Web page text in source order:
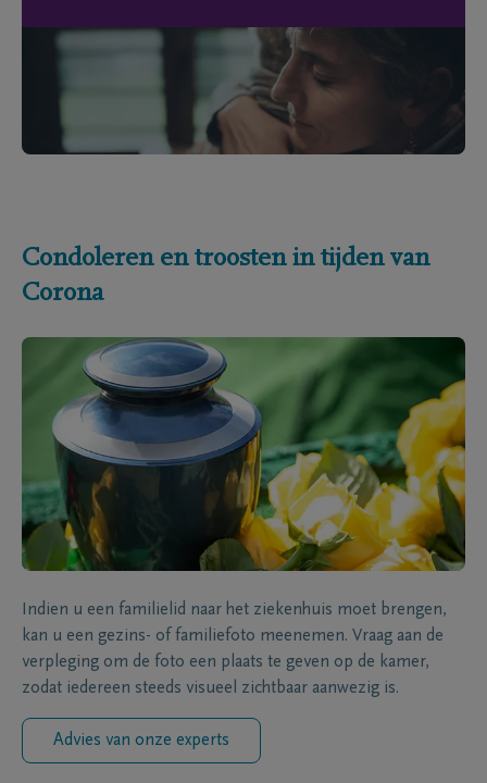
Condoleren en troosten in tijden van
Corona
Indien u een familielid naar het ziekenhuis moet brengen,
kan u een gezins- of familiefoto meenemen. Vraag aan de
verpleging om de foto een plaats te geven op de kamer,
zodat iedereen steeds visueel zichtbaar aanwezig is.
Advies van onze experts